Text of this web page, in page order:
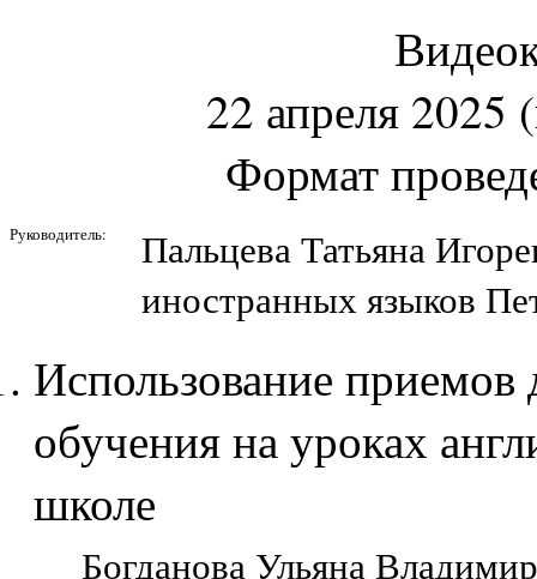
22 апреля 2025
Формат
Руководитель:
Пальцева Татьяна
иностранных языков
Использование
обучения на уроках
школе
Богданова Ульяна